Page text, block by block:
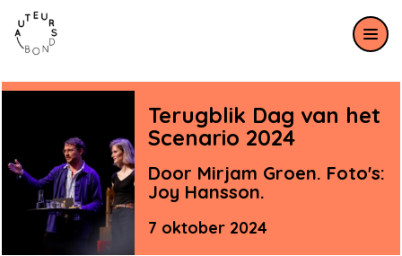
Meteen naar de content
Terugblik Dag van het
Scenario 2024
Door Mirjam Groen. Foto's:
Joy Hansson.
7 oktober 2024